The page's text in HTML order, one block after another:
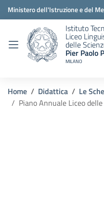
Ministero dell'Istruzione e del
Istituto
Liceo
delle
Pier Paolo
MILANO
Home Didattica
Le
Piano Annuale Liceo